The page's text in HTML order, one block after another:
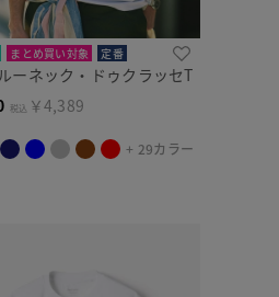
まとめ買い対象 定番
ーネック・ドゥクラッセT
税込 ￥4,389
+ 29カラー